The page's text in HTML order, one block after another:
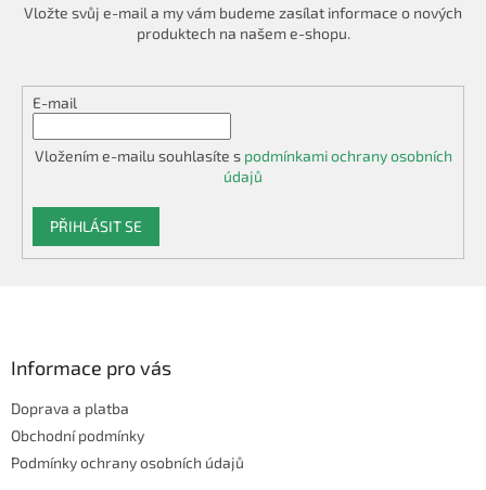
Vložte svůj e-mail a my vám budeme zasílat informace o nových
produktech na našem e-shopu.
E-mail
Vložením e-mailu souhlasíte s podmínkami ochrany osobních
údajů
PŘIHLÁSIT SE
Informace pro vás
Doprava a platba
Obchodní podmínky
Podmínky ochrany osobních údajů